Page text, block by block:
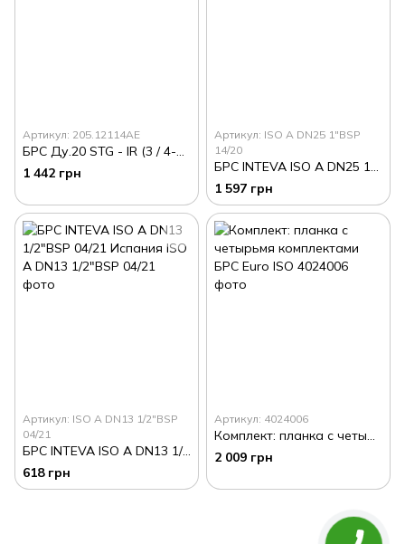
Артикул: 205.12114AE
1 442 грн
Артикул: ISO A DN25 1"BSP
14/20
1 597 грн
Артикул: ISO A DN13 1/2"BSP
04/21
БРС INTEVA ISO A DN13 1/2"BSP 04/21 Испания
618 грн
Артикул: 4024006
2 009 грн